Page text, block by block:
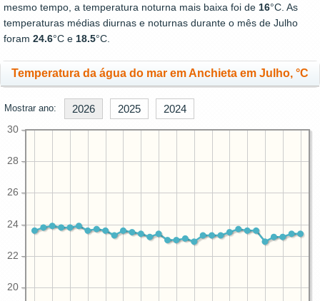
mesmo tempo, a temperatura noturna mais baixa foi de 16°C. As
temperaturas médias diurnas e noturnas durante o mês de Julho
foram 24.6°C e 18.5°C.
Temperatura da água do mar em Anchieta em Julho, °C
Mostrar ano: 2026 2025 2024
20
22
24
26
28
30